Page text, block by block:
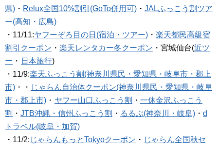
県) ・ Relux全国10%割引(GoTo併用可) ・ JALふっこう割ツア
ー(高知・広島)
・11/11:ヤフーぞろ目の日(宿泊・ツアー) ・ 楽天都民高級宿
割引クーポン ・ 楽天レンタカー冬クーポン ・宮城仙台(近ツ
ー ・ 日本旅行)
・11/9:楽天ふっこう割(神奈川県民・愛知県・岐阜市・郡上
市) ・・ じゃらん自治体クーポン(神奈川県民・愛知県・岐阜
市・郡上市) ・ ヤフー山口ふっこう割 ・ 一休金沢ふっこう
割 ・ JTB沖縄・信州ふっこう割 ・ るるぶ(神奈川・岐阜) ・ d
トラベル(岐阜・加賀)
・11/2: じゃらんもっとTokyoクーポン ・ じゃらん全国秋セ